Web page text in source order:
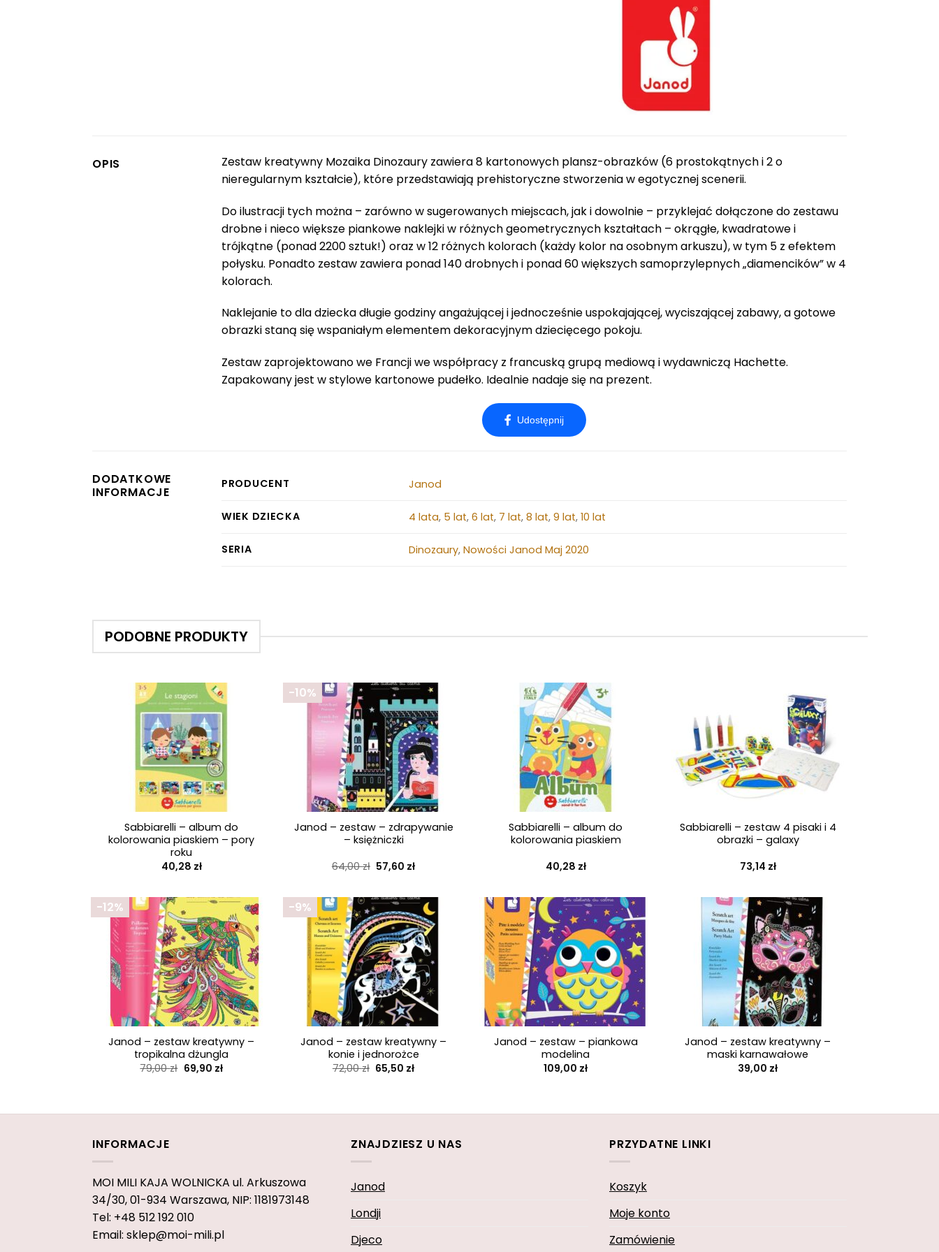
.
ł
OPIS
Zestaw kreatywny Mozaika Dinozaury zawiera 8 kartonowych plansz-obrazków (6 prostokątnych i 2 o
nieregularnym kształcie), które przedstawiają prehistoryczne stworzenia w egotycznej scenerii.
Do ilustracji tych można – zarówno w sugerowanych miejscach, jak i dowolnie – przyklejać dołączone do zestawu
drobne i nieco większe piankowe naklejki w różnych geometrycznych kształtach – okrągłe, kwadratowe i
trójkątne (ponad 2200 sztuk!) oraz w 12 różnych kolorach (każdy kolor na osobnym arkuszu), w tym 5 z efektem
połysku. Ponadto zestaw zawiera ponad 140 drobnych i ponad 60 większych samoprzylepnych „diamencików” w 4
kolorach.
Naklejanie to dla dziecka długie godziny angażującej i jednocześnie uspokajającej, wyciszającej zabawy, a gotowe
obrazki staną się wspaniałym elementem dekoracyjnym dziecięcego pokoju.
Zestaw zaprojektowano we Francji we współpracy z francuską grupą mediową i wydawniczą Hachette.
Zapakowany jest w stylowe kartonowe pudełko. Idealnie nadaje się na prezent.
DODATKOWE
INFORMACJE
PRODUCENT Janod
WIEK DZIECKA 4 lata, 5 lat,6 lat, 7 lat,8 lat,9 lat,10 lat
SERIA Dinozaury,Nowości Janod Maj 2020
Sabbiarelli – album do
kolorowania piaskiem – pory
roku
40,28 zł
-10%
Janod – zestaw – zdrapywanie
– księżniczki
64,00zł Pierwotna
cena
64,00 zł.
57,60 złAktualna
57,60 zł.
Sabbiarelli – album do
kolorowania piaskiem
40,28 zł
Sabbiarelli – zestaw 4 pisaki i 4
obrazki – galaxy
73,14 zł
-12%
Janod – zestaw kreatywny –
tropikalna dżungla
79,00zł Pierwotna
cena
69,90 złAktualna
-9%
Janod – zestaw kreatywny –
konie i jednorożce
72,00zł Pierwotna
cena
65,50 złAktualna
+
Janod – zestaw – piankowa
modelina
109,00 zł
Janod – zestaw kreatywny –
maski karnawałowe
39,00 zł
PODOBNE PRODUKTY
INFORMACJE
MOI MILI KAJA WOLNICKA ul. Arkuszowa
34/30,01-934 Warszawa, NIP: 1181973148
Tel: +48 512 192 010
Email: sklep@moi-mili.pl
ZNAJDZIESZ U NAS
Janod
Londji
Djeco
PRZYDATNE LINKI
Koszyk
Moje konto
Zamówienie